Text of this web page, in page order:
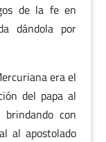
de la fe en
dándola por
era el
del papa al
con
al apostolado